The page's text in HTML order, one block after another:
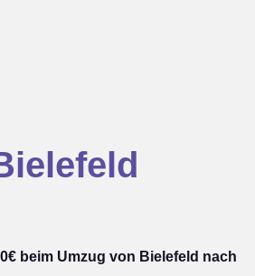
beim Umzug von Bielefeld nach